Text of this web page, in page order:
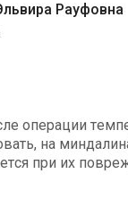
Рауфовна
операции
на
при их